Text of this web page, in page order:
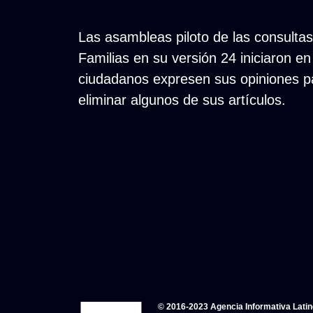
Las asambleas piloto de las
Familias en su versión 24 iniciaron
ciudadanos expresen sus opiniones
eliminar algunos de sus artículos.
© 2016-2023 Agencia Informativa